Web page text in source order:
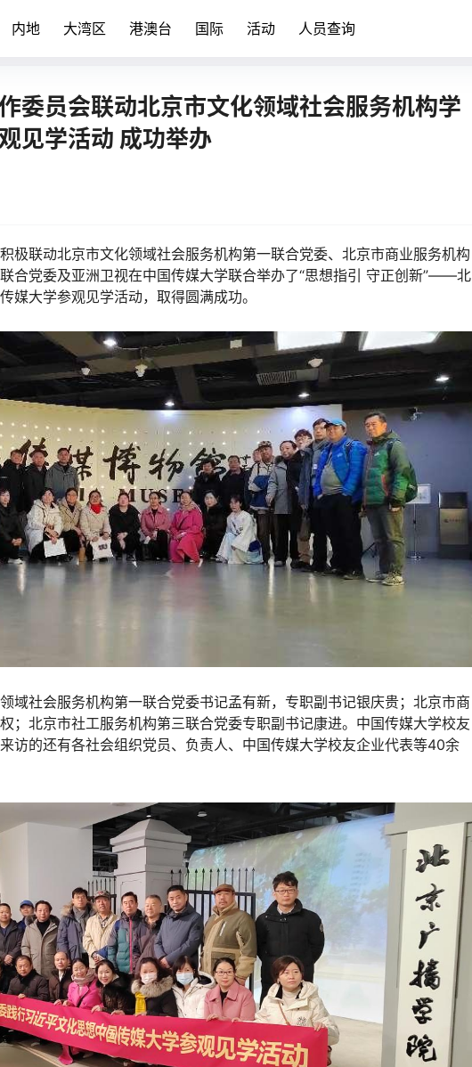
内地 大湾区 港澳台 国际 活动 人员查询
委员会联动北京市文化领域社会服务机构学
见学活动 成功举办
极联动北京市文化领域社会服务机构第一联合党委、北京市商业服务机构
合党委及亚洲卫视在中国传媒大学联合举办了“思想指引 守正创新”——北
媒大学参观见学活动，取得圆满成功。
域社会服务机构第一联合党委书记孟有新，专职副书记银庆贵；北京市商
；北京市社工服务机构第三联合党委专职副书记康进。中国传媒大学校友
访的还有各社会组织党员、负责人、中国传媒大学校友企业代表等40余